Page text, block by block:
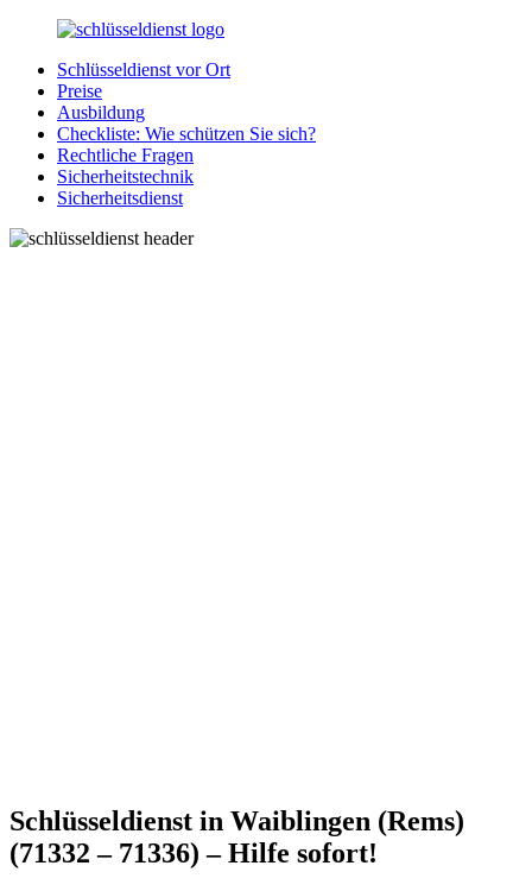
Zurück
Inhalt
SchluesseldienstDirekt.de
Ihre
Notlage
wird
gelöst!
Schlüsseldienst vor Ort
Preise
Ausbildung
Checkliste: Wie schützen Sie sich?
Rechtliche Fragen
Sicherheitstechnik
Sicherheitsdienst
Schlüsseldienst in Waiblingen (Rems)
(71332 – 71336) – Hilfe sofort!